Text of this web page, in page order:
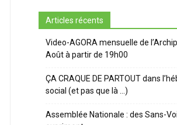
Articles récents
Video-AGORA mensuelle de
Août à partir de 19h00
ÇA CRAQUE DE PARTOUT dans
social (et pas que là …)
Assemblée Nationale : des Sans-